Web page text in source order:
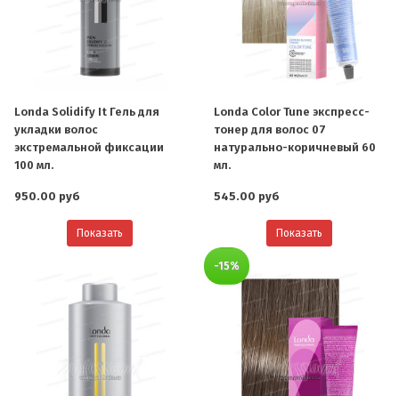
Londa Solidify It Гель для
укладки волос
экстремальной фиксации
100 мл.
950.00 руб
Показать
Londa Color Tune экспресс-
тонер для волос 07
натурально-коричневый 60
мл.
545.00 руб
Показать
-15%